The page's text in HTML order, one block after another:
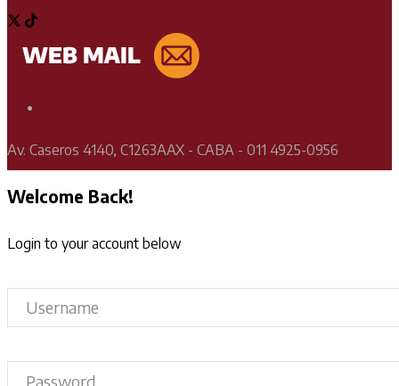
Av. Caseros 4140, C1263AAX - CABA - 011 4925-0956
Welcome Back!
Login to your account below